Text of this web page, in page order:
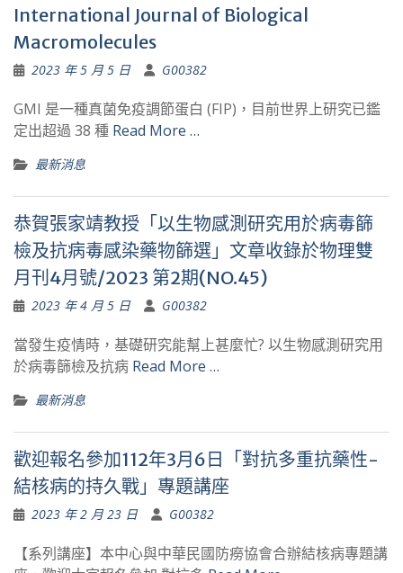
International Journal of Biological
Macromolecules
2023 年 5 月 5 日 G00382
GMI 是一種真菌免疫調節蛋白 (FIP)，目前世界上研究已鑑
定出超過 38 種 Read More …
最新消息
恭賀張家靖教授「以生物感測研究用於病毒篩
檢及抗病毒感染藥物篩選」文章收錄於物理雙
月刊4月號/2023 第2期(NO.45)
2023 年 4 月 5 日 G00382
當發生疫情時，基礎研究能幫上甚麼忙? 以生物感測研究用
於病毒篩檢及抗病 Read More …
最新消息
歡迎報名參加112年3月6日「對抗多重抗藥性-
結核病的持久戰」專題講座
2023 年 2 月 23 日 G00382
【系列講座】本中心與中華民國防癆協會合辦結核病專題講